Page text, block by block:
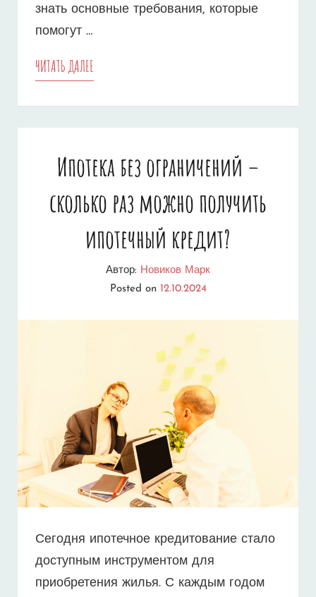
знать основные требования, которые
помогут …
ЧИТАТЬ ДАЛЕЕ
ДЛЯ
ОФОРМЛЕНИЯ
СОВЕТЫ
Ипотека без ограничений –
сколько раз можно получить
ипотечный кредит?
Автор: Новиков Марк
Posted on 12.10.2024
Сегодня ипотечное кредитование стало
доступным инструментом для
приобретения жилья. С каждым годом